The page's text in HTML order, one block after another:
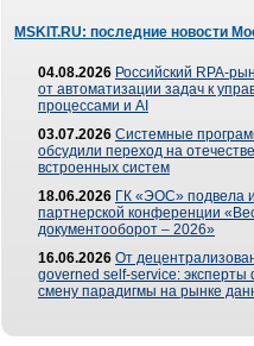
MSKIT.RU: последние новости
04.08.2026 Российский RPA-
от автоматизации задач к
процессами и AI
03.07.2026 Системные
обсудили переход на
встроенных систем
18.06.2026 ГК «ЭОС» подвела
партнерской конференции
документооборот – 2026»
16.06.2026 От
governed self-service: эксперты
смену парадигмы на рынке